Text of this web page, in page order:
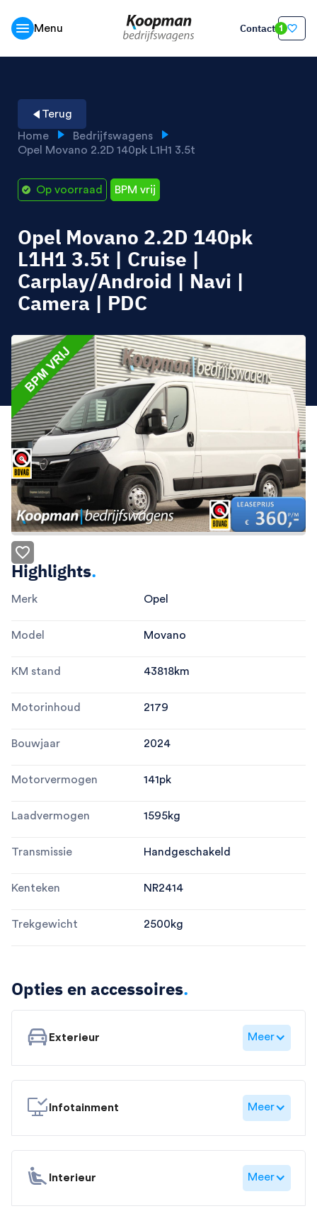
Menu Contact 1
Terug
Home
Bedrijfswagens
Opel Movano 2.2D 140pk L1H1 3.5t
Op voorraad BPM vrij
Opel Movano 2.2D 140pk
L1H1 3.5t | Cruise |
Carplay/Android | Navi |
Camera | PDC
Highlights.
Merk Opel
Model Movano
KM stand 43818km
Motorinhoud 2179
Bouwjaar 2024
Motorvermogen 141pk
Laadvermogen 1595kg
Transmissie Handgeschakeld
Kenteken NR2414
Trekgewicht 2500kg
Opties en accessoires.
Exterieur Meer
Infotainment Meer
Interieur Meer